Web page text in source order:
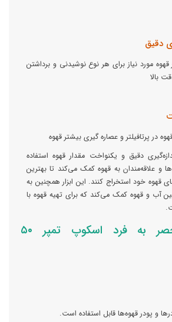
دقیق
قهوه مورد نیاز برای هر نوع نوشیدنی و برداشتن
بالا
در پرتافیلتر و عصاره گیری بیشتر قهوه
دقیق و یکنواخت مقدار قهوه استفاده
و علاقه‌مندان به قهوه کمک می‌کند تا بهترین
قهوه خود استخراج کنند. این ابزار همچنین به
و قهوه کمک می‌کند که برای تهیه قهوه با
ویژگی‌های منحصر به فرد اسکوپ تمپر ۵۰
و پودر قهوه‌ها قابل استفاده است.